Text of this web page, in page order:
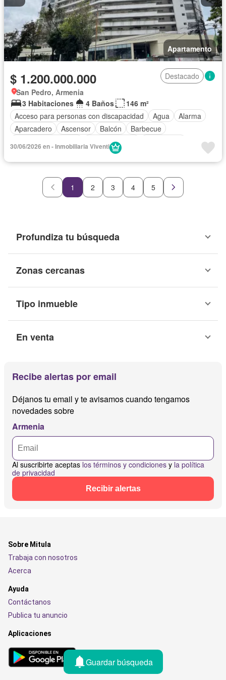
Apartamento
$ 1.200.000.000
Destacado
San Pedro, Armenia
3 Habitaciones
4 Baños
146 m²
Acceso para personas con discapacidad
Agua
Alarma
Aparcadero
Ascensor Balcón
Barbecue
Cocina integral
Jacuzzi Jardín
Vigilante
Seguridad privada
Terraza Vista panorámica Wifi
30/06/2026 en - Inmobiliaria Viventi
1 2 3 4 5
Profundiza tu búsqueda
Zonas cercanas
Tipo inmueble
En venta
Recibe alertas por email
Déjanos tu email y te avisamos cuando tengamos
novedades sobre
Armenia
Al suscribirte aceptas los términos y condiciones y la política
de privacidad
Recibir alertas
Guardar búsqueda
Sobre Mitula
Trabaja con nosotros
Acerca
Ayuda
Contáctanos
Publica tu anuncio
Aplicaciones